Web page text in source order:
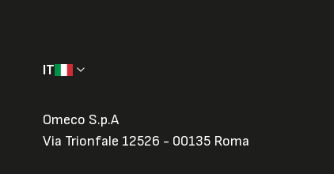
IT
Omeco S.p.A
Via Trionfale 12526 - 00135 Roma